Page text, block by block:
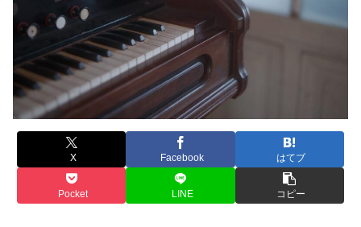
X Facebook はてブ
Pocket LINE コピー